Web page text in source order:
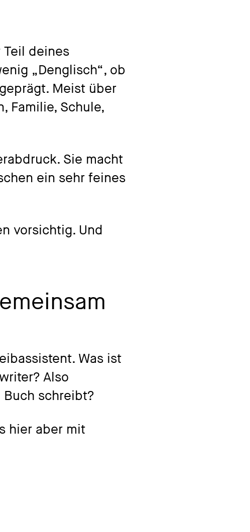
deines
„Denglisch“, ob
Meist über
Familie, Schule,
Sie macht
ein sehr feines
vorsichtig. Und
Was ist
Also
Buch schreibt?
hier aber mit